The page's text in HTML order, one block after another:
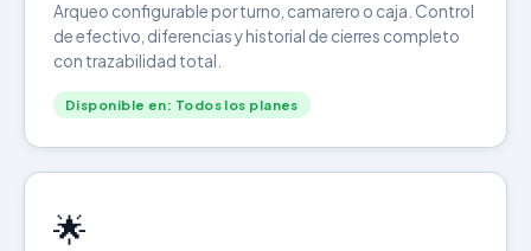
Arqueo configurable por turno, camarero o caja. Control
de efectivo, diferencias y historial de cierres completo
con trazabilidad total.
Disponible en: Todos los planes
🌟